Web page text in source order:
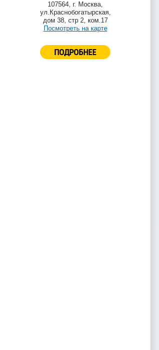
107564, г. Москва,
ул.Краснобогатырская,
дом 38, стр 2, ком.17
Посмотреть на карте
ПОДРОБНЕЕ